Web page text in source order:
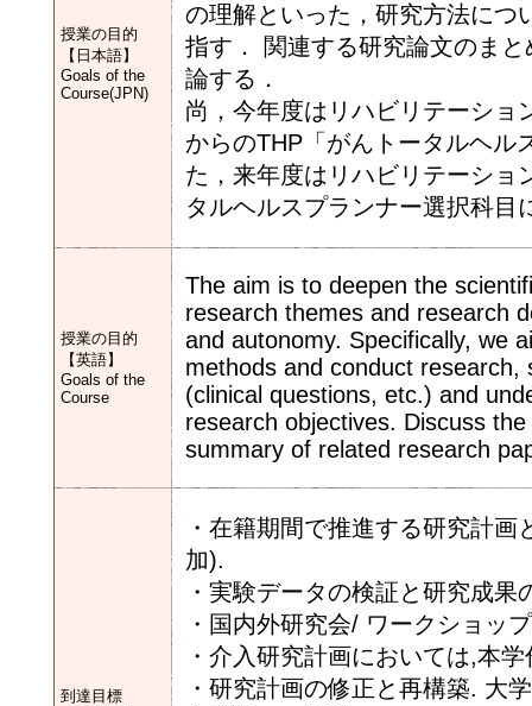
授業の目的
【日本語】
Goals of the
Course(JPN)
の理解といった，研究方法につ
指す． 関連する研究論文のま
論する．
尚，今年度はリハビリテーショ
からのTHP「がんトータルヘル
た，来年度はリハビリテーショ
タルヘルスプランナー選択科目
授業の目的
【英語】
Goals of the
Course
The aim is to deepen the
research themes and research
and autonomy. Specifically, we
methods and conduct
(clinical questions, etc.) and
research objectives. Discuss
summary of related research
到達目標
・在籍期間で推進する研究計
加).
・実験データの検証と研究成果
・国内外研究会/ ワークショッ
・介入研究計画においては,本
・研究計画の修正と再構築. 大